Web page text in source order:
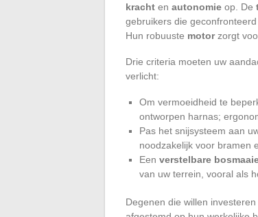
kracht en autonomie op. De
gebruikers die
Hun robuuste motorzorgt
Drie criteria moeten uw
verlicht:
Om vermoeidheid te
ontworpen harnas;
Pas het snijsysteem aan
noodzakelijk voor bramen
Een verstelbare
van uw terrein, vooral als
Degenen die willen